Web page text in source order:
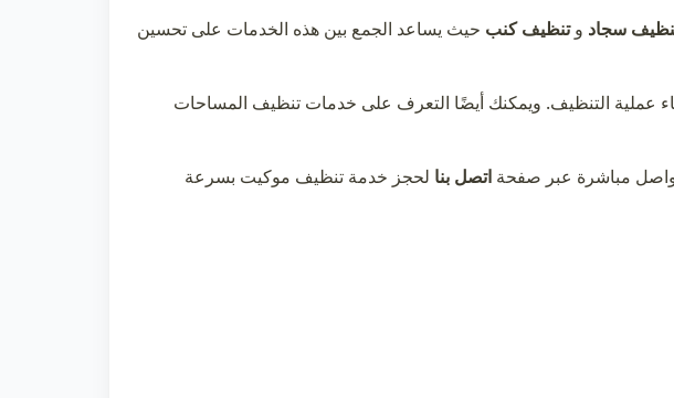
سجاد وتنظيف كنب حيث يساعد الجمع بين هذه الخدمات على تحسين
عملية التنظيف. ويمكنك أيضًا التعرف على خدمات تنظيف المساحات
مباشرة عبر صفحة اتصل بنا لحجز خدمة تنظيف موكيت بسرعة